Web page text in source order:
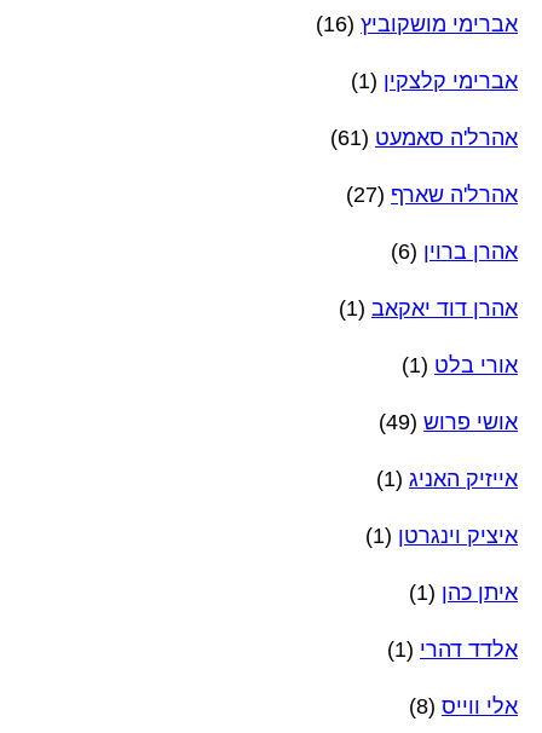
אברימי מושקוביץ (16)
אברימי קלצקין (1)
אהרל'ה סאמעט (61)
אהרל'ה שארף (27)
אהרן ברוין (6)
אהרן דוד יאקאב (1)
אורי בלט (1)
אושי פרוש (49)
אייזיק האניג (1)
איציק וינגרטן (1)
איתן כהן (1)
אלדד דהרי (1)
אלי ווייס (8)